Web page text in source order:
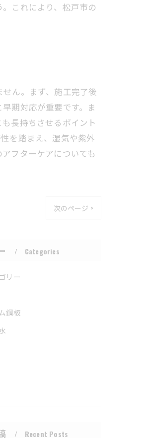
これにより、松戸市の
ん。まず、施工完了後
期対応が重要です。ま
長持ちさせるポイント
を踏まえ、湿気や紫外
フターケアについても
次のページ >
Categories
リー
鋼板
Recent Posts